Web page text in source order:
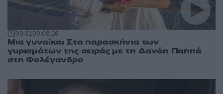
09:3109.08.26
Μια γυναίκα: Στα παρασκήνια των
γυρισμάτων της σειράς με τη Δανάη Παππά
στη Φολέγανδρο